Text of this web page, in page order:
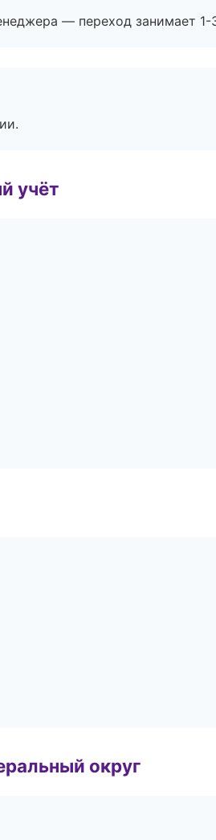
— переход занимает 1-
учёт
округ